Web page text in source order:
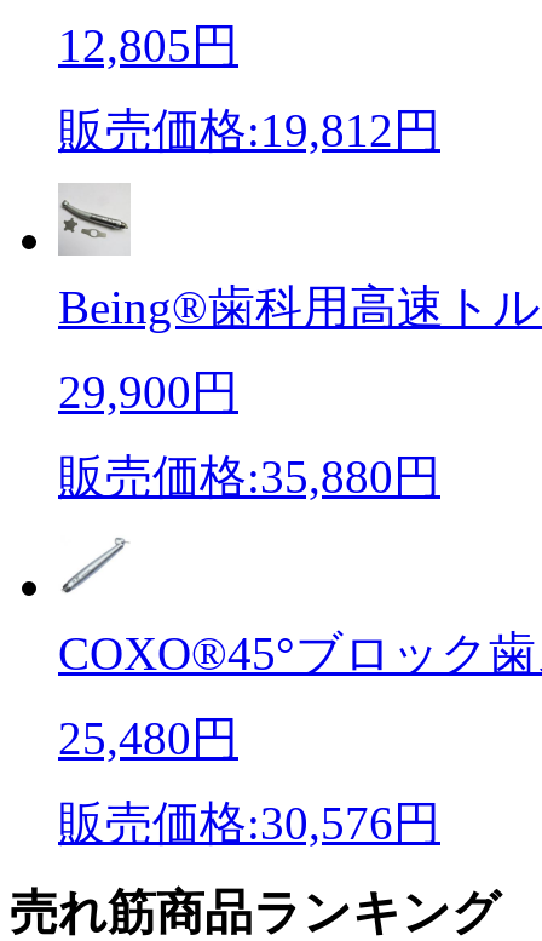
12,805円
販売価格:19,812円
Being®歯科用高速ト
29,900円
販売価格:35,880円
COXO®45°ブロック
25,480円
販売価格:30,576円
売れ筋商品ランキング